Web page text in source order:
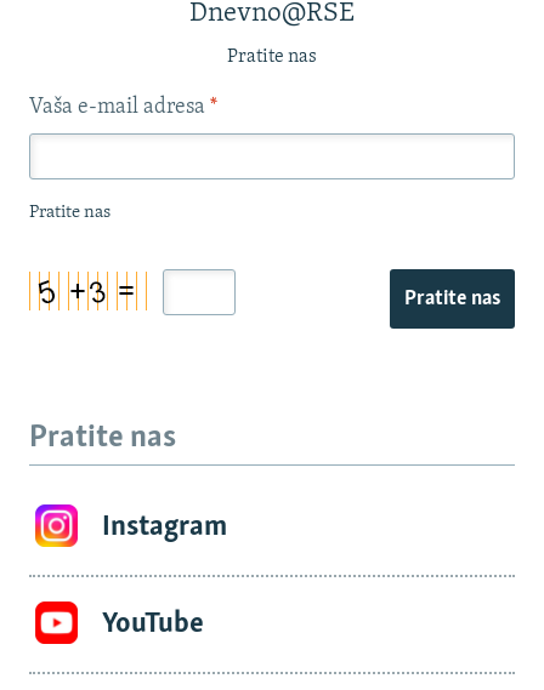
Dnevno@RSE
Pratite nas
Vaša e-mail adresa *
Pratite nas
Pratite nas
Pratite nas
Instagram
YouTube